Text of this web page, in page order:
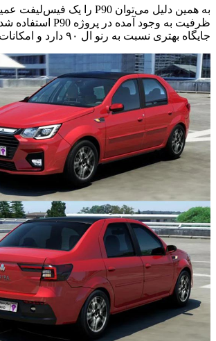
جایگاه بهتری نسبت به رنو ال ۹۰ دارد و امکانات به‌روزتری به آن اضافه شده باشد.